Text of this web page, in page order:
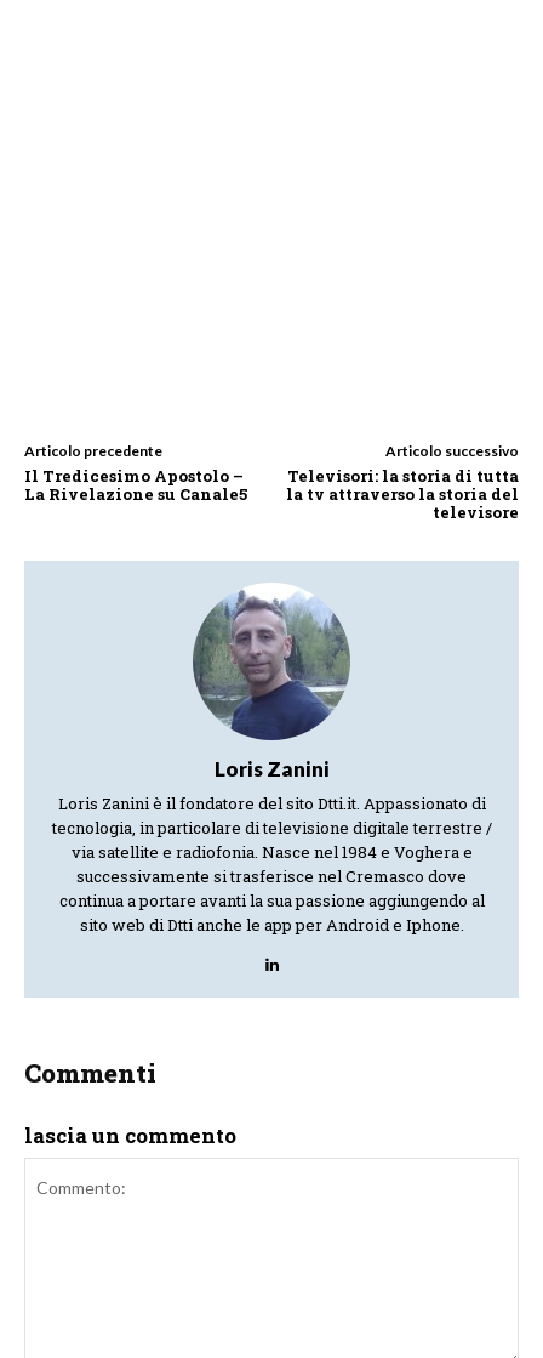
Articolo precedente
Il Tredicesimo Apostolo –
La Rivelazione su Canale5
Articolo successivo
Televisori: la storia di tutta
la tv attraverso la storia del
televisore
Loris Zanini
Loris Zanini è il fondatore del sito Dtti.it. Appassionato di
tecnologia, in particolare di televisione digitale terrestre /
via satellite e radiofonia. Nasce nel 1984 e Voghera e
successivamente si trasferisce nel Cremasco dove
continua a portare avanti la sua passione aggiungendo al
sito web di Dtti anche le app per Android e Iphone.
Commenti
lascia un commento